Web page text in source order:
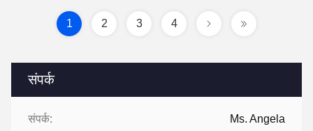
संपर्क
संपर्क: Ms. Angela
1 2 3 4